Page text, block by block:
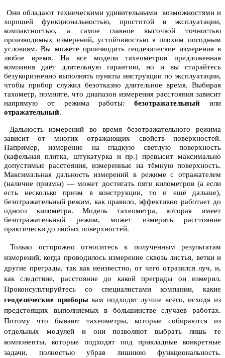
Они обладают техническими удивительными возможностями и
хорошей функциональностью, простотой в эксплуатации,
компактностью, а самое главное высочкой точностью
производимых измерений, устойчивостью к плохим погодным
условиям. Вы можете производить геодезические измерения в
любое время. На все модели тахеометров предложенная
компания даёт длительную гарантию, но и вы старайтесь
безукоризненно выполнять пункты инструкции по эксплуатации,
чтобы прибор служил безотказно длительное время. Выбирая
тахометр, помните, что диапазон измерения расстояния зависит
напрямую от режима работы:безотражательный или
отражательный.
Дальность измерений во время безотражательного режима
зависит от многих отражающих свойств поверхностей.
Например, измерение на гладкую светлую поверхность
(кафельная плитка, штукатурка и пр.) превысит максимально
допустимые расстояния, измеренные на тёмную поверхность.
Максимальная дальность измерений в режиме с отражателем
(наличие призмы) — может достигать пяти километров (а если
есть несколько призм в конструкции, то и ещё дальше),
безотражательный режим, как правило, эффективно работает до
одного километра. Модель тахеометра, которая имеет
безотражательный режим, может измерить расстояние
практически до любых поверхностей.
Только осторожно относитесь к полученным результатам
измерений, когда проводилось измерение сквозь листья, ветки и
другие преграды, так как неизвестно, от чего отразился луч, и,
как следствие, расстояние до какой преграды он измерил.
Проконсультируйтесь со специалистами компании, какие
геодезические приборывам подходят лучше всего, исходя из
предстоящих выполняемых в большинстве случаев работах.
Потому что бывают тахеометры, которые собираются из
отдельных модулей и они позволяют выбрать лишь те
компоненты, которые подходят под прикладные конкретные
задачи, полностью убрав лишнюю функциональность.